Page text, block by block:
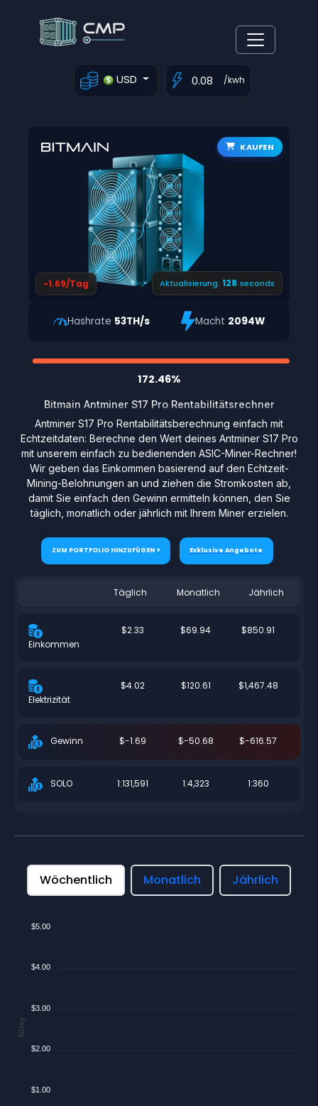
USD /kwh
KAUFEN
-1.69/Tag Aktualisierung: 127 seconds
Hashrate 53TH/s Macht 2094W
172.46%
Bitmain Antminer S17 Pro Rentabilitätsrechner
Antminer S17 Pro Rentabilitätsberechnung einfach mit
Echtzeitdaten: Berechne den Wert deines Antminer S17 Pro
mit unserem einfach zu bedienenden ASIC-Miner-Rechner!
Wir geben das Einkommen basierend auf den Echtzeit-
Mining-Belohnungen an und ziehen die Stromkosten ab,
damit Sie einfach den Gewinn ermitteln können, den Sie
täglich, monatlich oder jährlich mit Ihrem Miner erzielen.
ZUM PORTFOLIO HINZUFÜGEN + Exklusive Angebote
Täglich Monatlich Jährlich
Einkommen
$2.33 $69.94 $850.91
Elektrizität
$4.02 $120.61 $1,467.48
Gewinn $-1.69 $-50.68 $-616.57
SOLO 1:131,591 1:4,323 1:360
Wöchentlich Monatlich Jährlich
$5.00
$4.00
$3.00
$2.00
$1.00
$/Day